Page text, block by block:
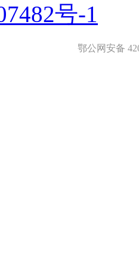
号-1
鄂公网安备